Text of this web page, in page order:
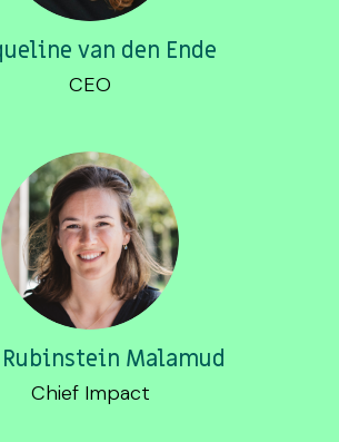
van den Ende
CEO
Rubinstein Malamud
Chief Impact